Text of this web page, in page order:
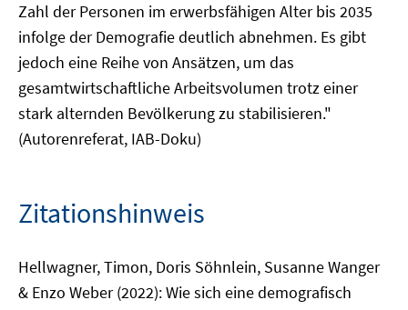
Zahl der Personen im erwerbsfähigen Alter bis 2035
infolge der Demografie deutlich abnehmen. Es gibt
jedoch eine Reihe von Ansätzen, um das
gesamtwirtschaftliche Arbeitsvolumen trotz einer
stark alternden Bevölkerung zu stabilisieren."
(Autorenreferat, IAB-Doku)
Zitationshinweis
Hellwagner, Timon, Doris Söhnlein, Susanne Wanger
& Enzo Weber (2022): Wie sich eine demografisch